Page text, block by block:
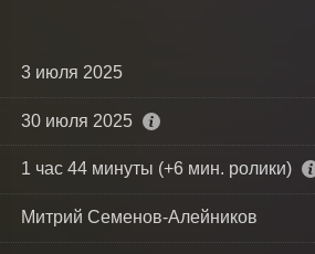
3 июля 2025
30 июля 2025
1 час 44 минуты (+6 мин. ролики)
Митрий Семенов-Алейников